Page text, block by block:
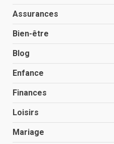
Assurances
Bien-être
Blog
Enfance
Finances
Loisirs
Mariage